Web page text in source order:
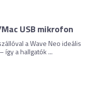
USB mikrofon
a Wave Neo ideális
így a hallgatók ...